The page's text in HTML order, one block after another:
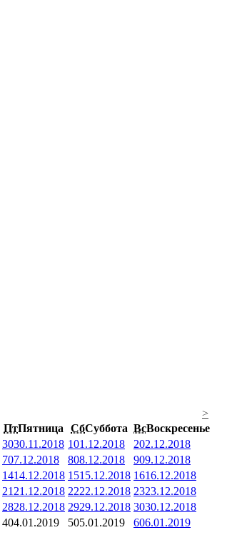
>
ПтПятница СбСуббота ВсВоскресенье
3030.11.2018 101.12.2018 202.12.2018
707.12.2018 808.12.2018 909.12.2018
1414.12.2018 1515.12.2018 1616.12.2018
21 21.12.2018 2222.12.2018 2323.12.2018
2828.12.2018 2929.12.2018 3030.12.2018
404.01.2019 505.01.2019 606.01.2019